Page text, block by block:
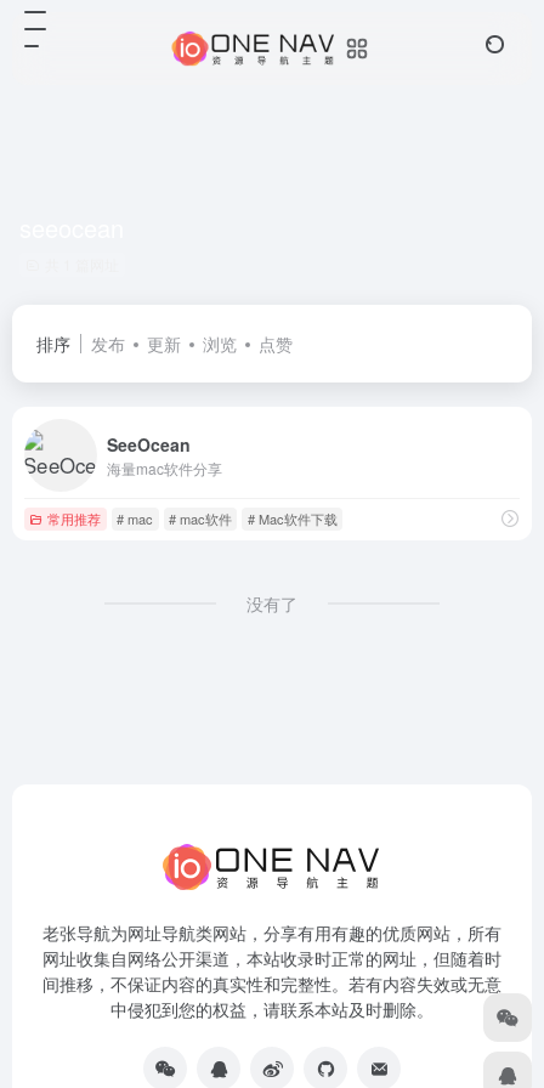
排序 发布 更新 浏览 点赞
SeeOcean
海量mac软件分享
常用推荐 # mac # mac软件 # Mac软件下载
没有了
老张导航为网址导航类网站，分享有用有趣的优质网站，所有
网址收集自网络公开渠道，本站收录时正常的网址，但随着时
间推移，不保证内容的真实性和完整性。若有内容失效或无意
中侵犯到您的权益，请联系本站及时删除。